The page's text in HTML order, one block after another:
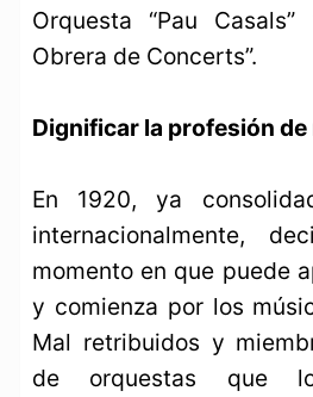
Orquesta “Pau
Obrera de Concerts”.
Dignificar la profesión
En 1920, ya
internacionalmente,
momento en que puede
y comienza por los
Mal retribuidos y
de orquestas que